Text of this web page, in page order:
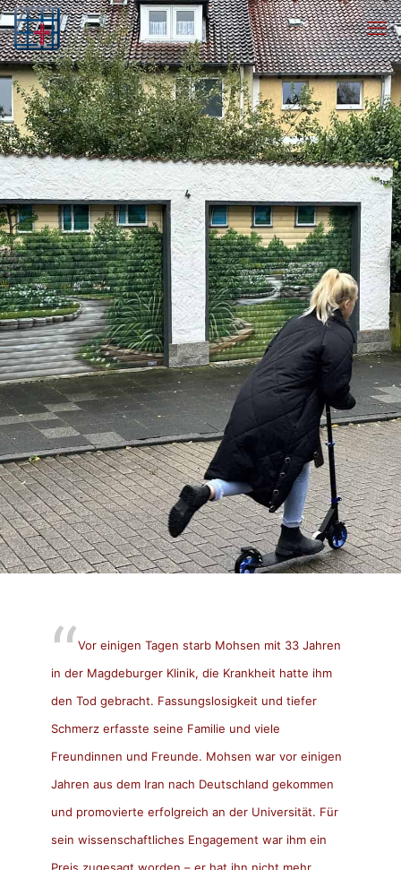
Vor einigen Tagen starb Mohsen mit 33 Jahren
in der Magdeburger Klinik, die Krankheit hatte ihm
den Tod gebracht. Fassungslosigkeit und tiefer
Schmerz erfasste seine Familie und viele
Freundinnen und Freunde. Mohsen war vor einigen
Jahren aus dem Iran nach Deutschland gekommen
und promovierte erfolgreich an der Universität. Für
sein wissenschaftliches Engagement war ihm ein
Preis zugesagt worden – er hat ihn nicht mehr